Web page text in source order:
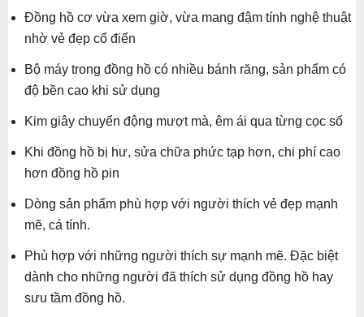
Đồng hồ cơ vừa xem giờ, vừa mang đậm tính nghệ thuật
nhờ vẻ đẹp cổ điển
Bộ máy trong đồng hồ có nhiều bánh răng, sản phẩm có
độ bền cao khi sử dụng
Kim giây chuyển động mượt mà, êm ái qua từng cọc số
Khi đồng hồ bị hư, sửa chữa phức tạp hơn, chi phí cao
hơn đồng hồ pin
Dòng sản phẩm phù hợp với người thích vẻ đẹp mạnh
mẽ, cá tính.
Phù hợp với những người thích sự mạnh mẽ. Đặc biệt
dành cho những người đã thích sử dụng đồng hồ hay
sưu tầm đồng hồ.